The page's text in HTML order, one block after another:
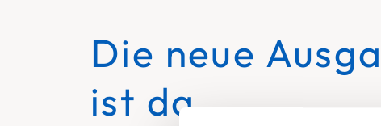
Die neue
ist da